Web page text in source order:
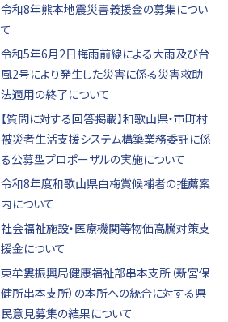
令和8年熊本地震災害義援金の募集につい
て
令和5年6月2日梅雨前線による大雨及び台
風2号により発生した災害に係る災害救助
法適用の終了について
【質問に対する回答掲載】和歌山県・市町村
被災者生活支援システム構築業務委託に係
る公募型プロポーザルの実施について
令和8年度和歌山県白梅賞候補者の推薦案
内について
社会福祉施設・医療機関等物価高騰対策支
援金について
東牟婁振興局健康福祉部串本支所（新宮保
健所串本支所）の本所への統合に対する県
民意見募集の結果について